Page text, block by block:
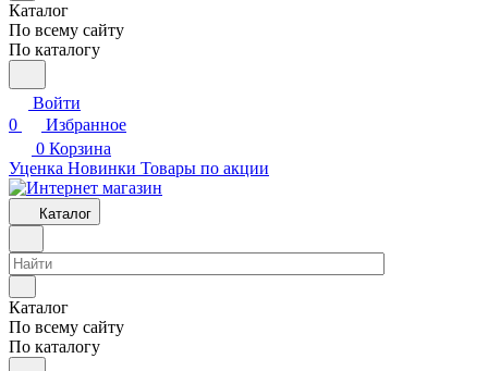
Каталог
По всему сайту
По каталогу
Войти
0
Избранное
0 Корзина
Уценка Новинки Товары по акции
Каталог
Каталог
По всему сайту
По каталогу